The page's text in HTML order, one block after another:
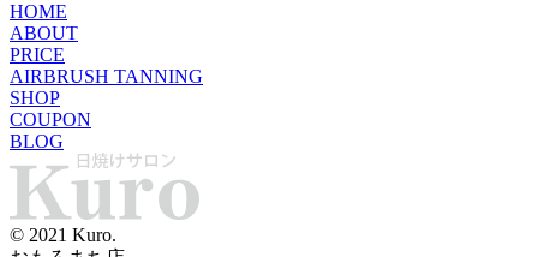
HOME
ABOUT
PRICE
AIRBRUSH TANNING
SHOP
COUPON
BLOG
© 2021 Kuro.